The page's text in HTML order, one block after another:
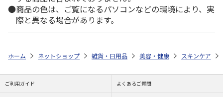
商品の色は、ご覧になるパソコンなどの環境により、実
際と異なる場合があります。
ホーム ネットショップ 雑貨・日用品 美容・健康 スキンケア
ご利用ガイド よくあるご質問